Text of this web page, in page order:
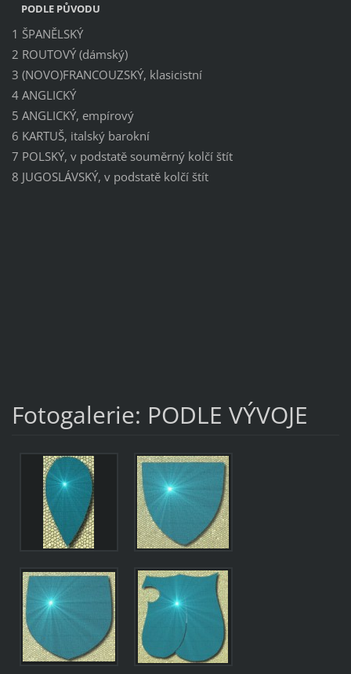
PODLE PŮVODU
1 ŠPANĚLSKÝ
2 ROUTOVÝ (dámský)
3 (NOVO)FRANCOUZSKÝ, klasicistní
4 ANGLICKÝ
5 ANGLICKÝ, empírový
6 KARTUŠ, italský barokní
7 POLSKÝ, v podstatě souměrný kolčí štít
8 JUGOSLÁVSKÝ, v podstatě kolčí štít
Fotogalerie: PODLE VÝVOJE